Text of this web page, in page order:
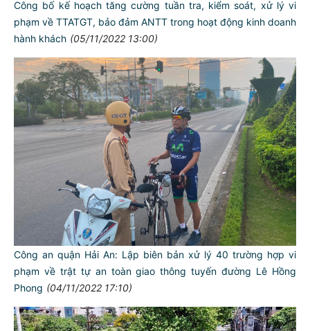
Công bố kế hoạch tăng cường tuần tra, kiểm soát, xử lý vi
phạm về TTATGT, bảo đảm ANTT trong hoạt động kinh doanh
hành khách (05/11/2022 13:00)
Công an quận Hải An: Lập biên bản xử lý 40 trường hợp vi
phạm về trật tự an toàn giao thông tuyến đường Lê Hồng
Phong (04/11/2022 17:10)